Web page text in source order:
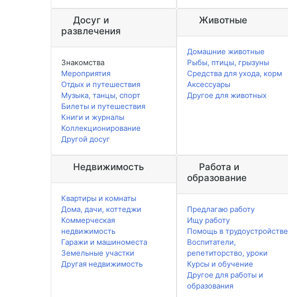
Досуг и
развлечения
Знакомства
Мероприятия
Отдых и путешествия
Музыка, танцы, спорт
Билеты и путешествия
Книги и журналы
Коллекционирование
Другой досуг
Животные
Домашние животные
Рыбы, птицы, грызуны
Средства для ухода, корм
Аксессуары
Другое для животных
Недвижимость
Квартиры и комнаты
Дома, дачи, коттеджи
Коммерческая
недвижимость
Гаражи и машиноместа
Земельные участки
Другая недвижимость
Работа и
образование
Предлагаю работу
Ищу работу
Помощь в трудоустройстве
Воспитатели,
репетиторство, уроки
Курсы и обучение
Другое для работы и
образования